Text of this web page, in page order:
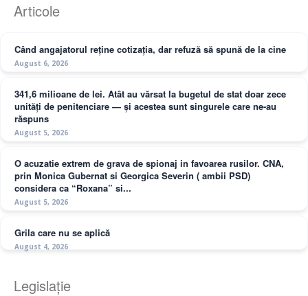
Articole
Când angajatorul reține cotizația, dar refuză să spună de la cine
August 6, 2026
341,6 milioane de lei. Atât au vărsat la bugetul de stat doar zece
unități de penitenciare — și acestea sunt singurele care ne-au
răspuns
August 5, 2026
O acuzatie extrem de grava de spionaj in favoarea rusilor. CNA,
prin Monica Gubernat si Georgica Severin ( ambii PSD)
considera ca “Roxana” si...
August 5, 2026
Grila care nu se aplică
August 4, 2026
Legislație